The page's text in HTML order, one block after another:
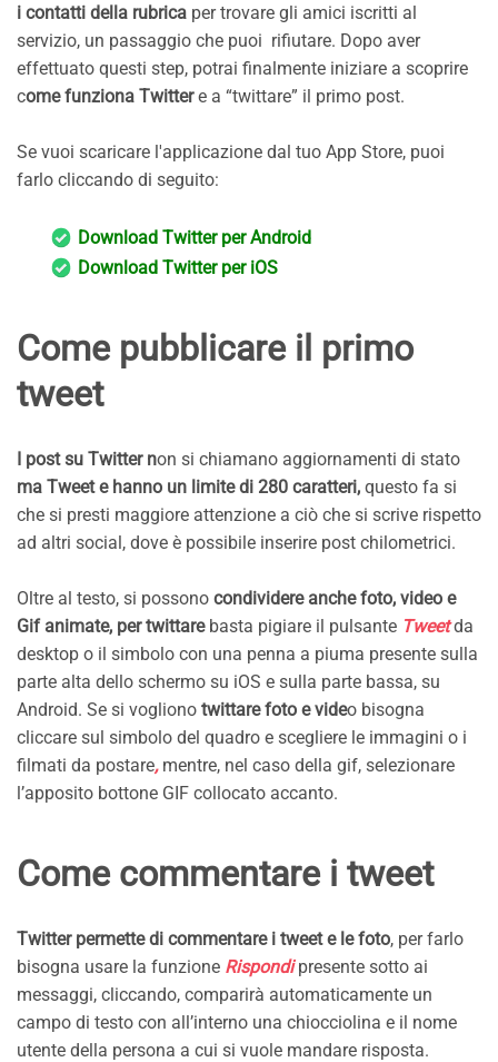
i contatti della rubrica per trovare gli amici iscritti al
servizio, un passaggio che puoi rifiutare. Dopo aver
effettuato questi step, potrai finalmente iniziare a scoprire
come funziona Twittere a “twittare” il primo post.
Se vuoi scaricare l'applicazione dal tuo App Store, puoi
farlo cliccando di seguito:
Download Twitter per Android
Download Twitter per iOS
Come pubblicare il primo
tweet
I post su Twitter non si chiamano aggiornamenti di stato
ma Tweet e hanno un limite di 280 caratteri, questo fa si
che si presti maggiore attenzione a ciò che si scrive rispetto
ad altri social, dove è possibile inserire post chilometrici.
Oltre al testo, si possono condividere anche foto, video e
Gif animate, per twittarebasta pigiare il pulsante Tweetda
desktop o il simbolo con una penna a piuma presente sulla
parte alta dello schermo su iOS e sulla parte bassa, su
Android. Se si vogliono twittare foto e video bisogna
cliccare sul simbolo del quadro e scegliere le immagini o i
filmati da postare,mentre, nel caso della gif, selezionare
l’apposito bottone GIF collocato accanto.
Come commentare i tweet
Twitter permette di commentare i tweet e le foto, per farlo
bisogna usare la funzione Rispondi presente sotto ai
messaggi, cliccando, comparirà automaticamente un
campo di testo con all’interno una chiocciolina e il nome
utente della persona a cui si vuole mandare risposta.